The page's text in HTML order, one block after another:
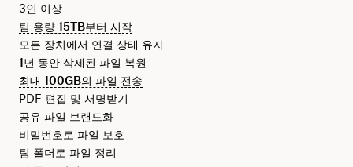
3인 이상
팀 용량 15TB부터 시작
모든 장치에서 연결 상태 유지
1년 동안 삭제된 파일 복원
최대 100GB의 파일 전송
PDF 편집 및 서명받기
공유 파일 브랜드화
비밀번호로 파일 보호
팀 폴더로 파일 정리